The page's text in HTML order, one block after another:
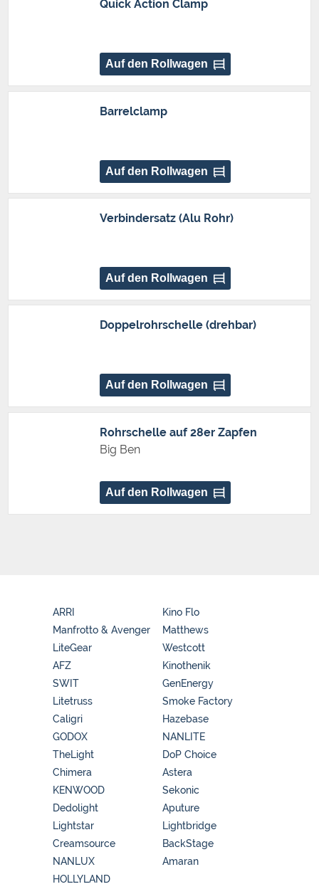
Quick Action Clamp
Auf den Rollwagen
Barrelclamp
Auf den Rollwagen
Verbindersatz (Alu Rohr)
Auf den Rollwagen
Doppelrohrschelle (drehbar)
Auf den Rollwagen
Rohrschelle auf 28er Zapfen
Big Ben
Auf den Rollwagen
ARRI
Manfrotto & Avenger
LiteGear
AFZ
SWIT
Litetruss
Caligri
GODOX
Kino Flo
Matthews
Westcott
Kinothenik
GenEnergy
Smoke Factory
Hazebase
NANLITE
TheLight
Chimera
KENWOOD
Dedolight
Lightstar
Creamsource
NANLUX
HOLLYLAND
DoP Choice
Astera
Sekonic
Aputure
Lightbridge
BackStage
Amaran